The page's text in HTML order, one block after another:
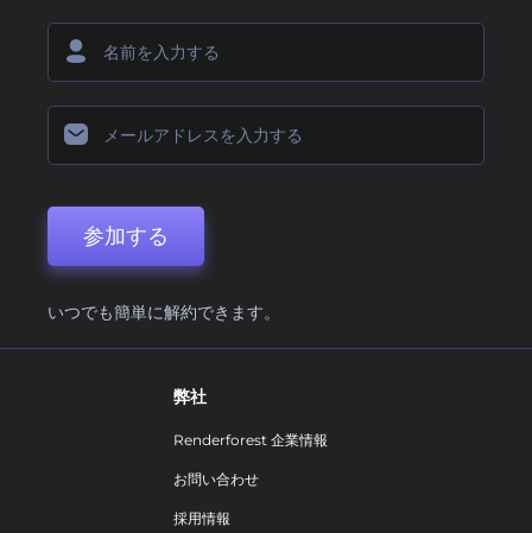
参加する
いつでも簡単に解約できます。
弊社
Renderforest 企業情報
お問い合わせ
採用情報